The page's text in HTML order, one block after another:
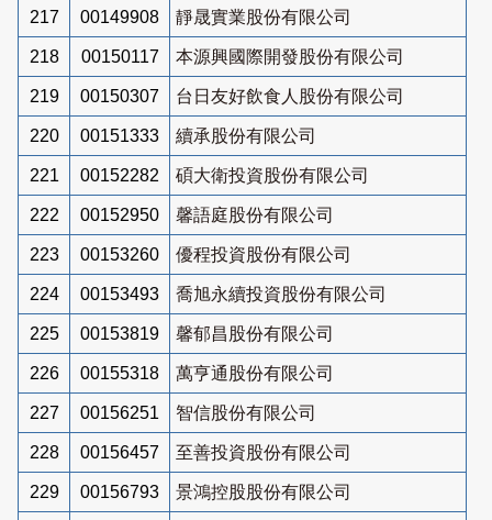
217 00149908 靜晟實業股份有限公司
218 00150117 本源興國際開發股份有限公司
219 00150307 台日友好飲食人股份有限公司
220 00151333 續承股份有限公司
221 00152282 碩大衛投資股份有限公司
222 00152950 馨語庭股份有限公司
223 00153260 優程投資股份有限公司
224 00153493 喬旭永續投資股份有限公司
225 00153819 馨郁昌股份有限公司
226 00155318 萬亨通股份有限公司
227 00156251 智信股份有限公司
228 00156457 至善投資股份有限公司
229 00156793 景鴻控股股份有限公司